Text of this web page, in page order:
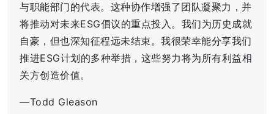
与职能部门的代表。这种协作增强了团队凝聚力，并
将推动对未来ESG倡议的重点投入。我们为历史成就
自豪，但也深知征程远未结束。我很荣幸能分享我们
推进ESG计划的多种举措，这些努力将为所有利益相
关方创造价值。
—Todd Gleason